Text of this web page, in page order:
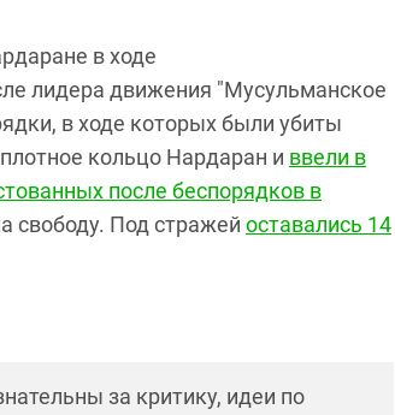
в ходе
лидера движения "Мусульманское
в ходе которых были убиты
кольцо Нардаран и ввели в
после беспорядков в
свободу. Под стражей оставались 14
за критику, идеи по